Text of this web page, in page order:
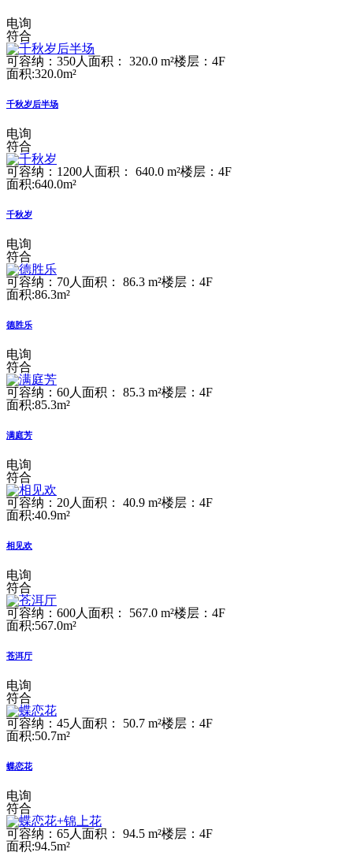
电询
符合
可容纳：350人面积： 320.0 m²楼层：4F
面积:320.0m²
千秋岁后半场
电询
符合
可容纳：1200人 面积： 640.0 m²楼层：4F
面积:640.0m²
千秋岁
电询
符合
可容纳：70人 面积： 86.3 m²楼层：4F
面积:86.3m²
德胜乐
电询
符合
可容纳：60人 面积： 85.3 m²楼层：4F
面积:85.3m²
满庭芳
电询
符合
可容纳：20人 面积： 40.9 m²楼层：4F
面积:40.9m²
相见欢
电询
符合
可容纳：600人 面积： 567.0 m²楼层：4F
面积:567.0m²
苍洱厅
电询
符合
可容纳：45人 面积： 50.7 m²楼层：4F
面积:50.7m²
蝶恋花
电询
符合
可容纳：65人 面积： 94.5 m²楼层：4F
面积:94.5m²